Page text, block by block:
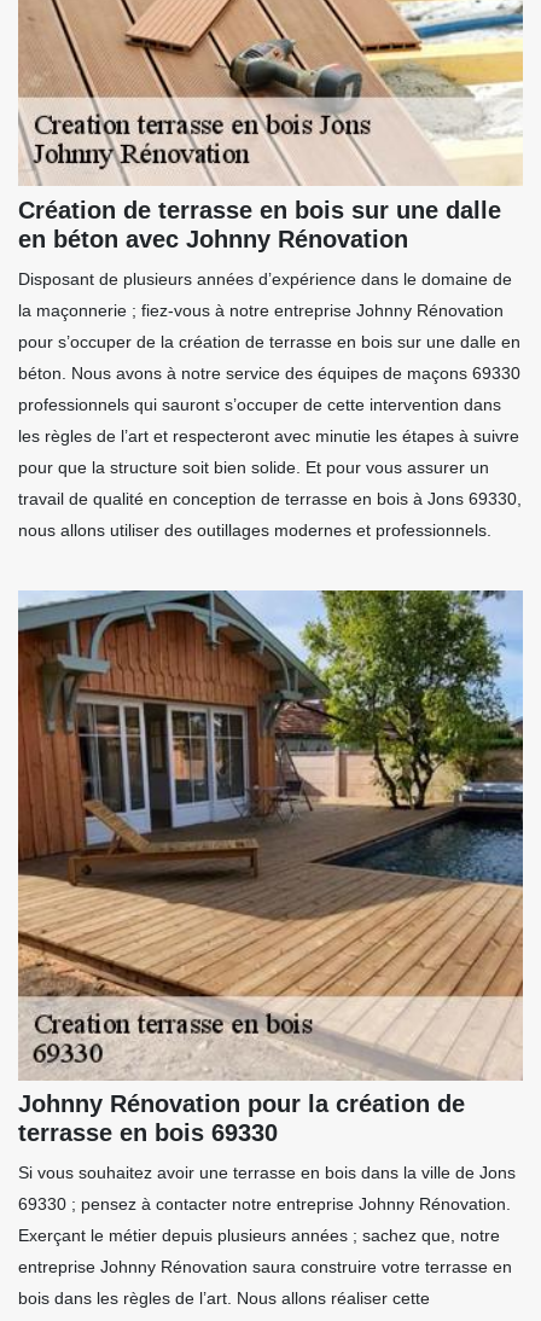
Création de terrasse en bois sur une dalle
en béton avec Johnny Rénovation
Disposant de plusieurs années d’expérience dans le domaine de
la maçonnerie ; fiez-vous à notre entreprise Johnny Rénovation
pour s’occuper de la création de terrasse en bois sur une dalle en
béton. Nous avons à notre service des équipes de maçons 69330
professionnels qui sauront s’occuper de cette intervention dans
les règles de l’art et respecteront avec minutie les étapes à suivre
pour que la structure soit bien solide. Et pour vous assurer un
travail de qualité en conception de terrasse en bois à Jons 69330,
nous allons utiliser des outillages modernes et professionnels.
Johnny Rénovation pour la création de
terrasse en bois 69330
Si vous souhaitez avoir une terrasse en bois dans la ville de Jons
69330 ; pensez à contacter notre entreprise Johnny Rénovation.
Exerçant le métier depuis plusieurs années ; sachez que, notre
entreprise Johnny Rénovation saura construire votre terrasse en
bois dans les règles de l’art. Nous allons réaliser cette